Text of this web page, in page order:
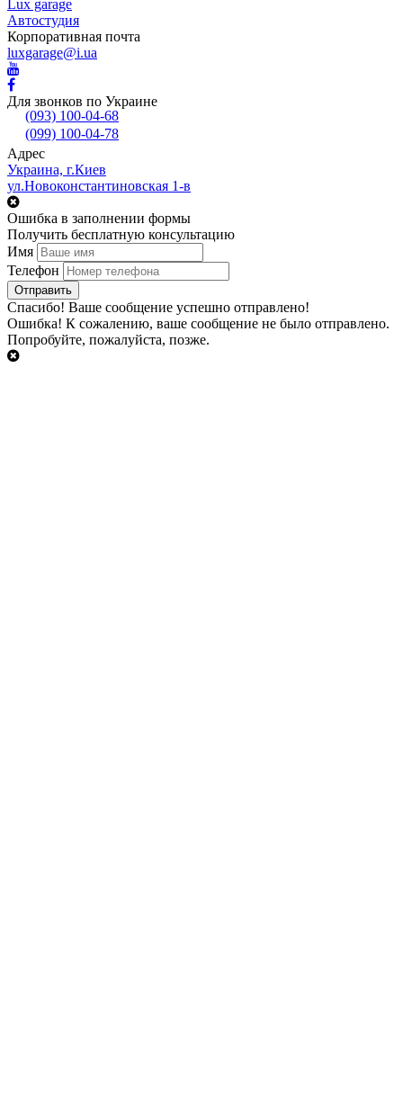
Lux garage
Автостудия
Корпоративная почта
luxgarage@i.ua
Для звонков по Украине
(093) 100-04-68
(099) 100-04-78
Адрес
Украина, г.Киев
ул.Новоконстантиновская 1-в
Ошибка в заполнении формы
Получить бесплатную консультацию
Имя
Телефон
Cпасибо! Ваше сообщение успешно отправлено!
Ошибка! К сожалению, ваше сообщение не было отправлено.
Попробуйте, пожалуйста, позже.